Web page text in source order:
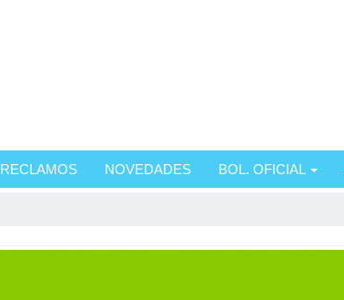
RECLAMOS NOVEDADES BOL. OFICIAL